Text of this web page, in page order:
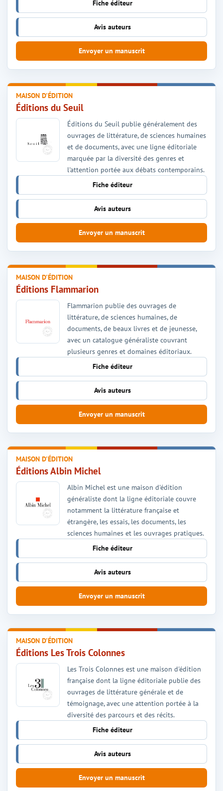
MAISON D'ÉDITION
Éditions Les Trois Colonnes
Les Trois Colonnes est une maison d'édition
française dont la ligne éditoriale publie des
ouvrages de littérature générale et de
témoignage, avec une attention portée à la
diversité des parcours et des récits.
Fiche éditeur
Avis auteurs
Envoyer un manuscrit
MAISON D'ÉDITION
Éditions Flammarion
Flammarion publie des ouvrages de
littérature, de sciences humaines, de
documents, de beaux livres et de jeunesse,
avec un catalogue généraliste couvrant
plusieurs genres et domaines éditoriaux.
Fiche éditeur
Avis auteurs
Envoyer un manuscrit
MAISON D'ÉDITION
Éditions du Seuil
Éditions du Seuil publie généralement des
ouvrages de littérature, de sciences humaines
et de documents, avec une ligne éditoriale
marquée par la diversité des genres et
l'attention portée aux débats contemporains.
Fiche éditeur
Avis auteurs
Envoyer un manuscrit
MAISON D'ÉDITION
Éditions Albin Michel
Albin Michel est une maison d'édition
généraliste dont la ligne éditoriale couvre
notamment la littérature française et
étrangère, les essais, les documents, les
sciences humaines et les ouvrages pratiques.
Fiche éditeur
Avis auteurs
Envoyer un manuscrit
Fiche éditeur
Avis auteurs
Envoyer un manuscrit